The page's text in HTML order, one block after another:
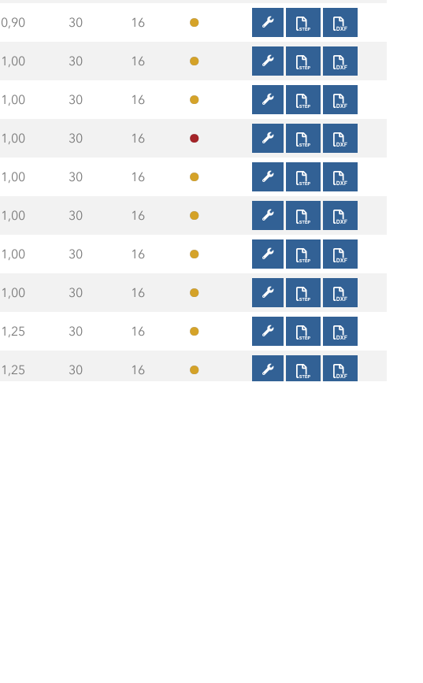
0,90 30 16
1,00 30 16
1,00 30 16
1,00 30 16
1,00 30 16
1,00 30 16
1,00 30 16
1,00 30 16
1,25 30 16
1,25 30 16